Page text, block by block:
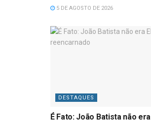
5 DE AGOSTO DE 2026
DESTAQUES
É Fato: João Batista não era